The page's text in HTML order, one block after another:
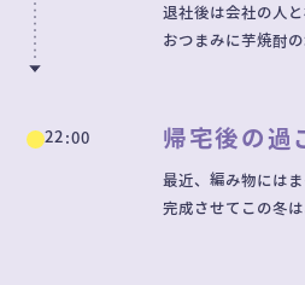
退社後は会社の人
おつまみに芋焼酎
22:00 帰宅後の過
最近、編み物には
完成させてこの冬